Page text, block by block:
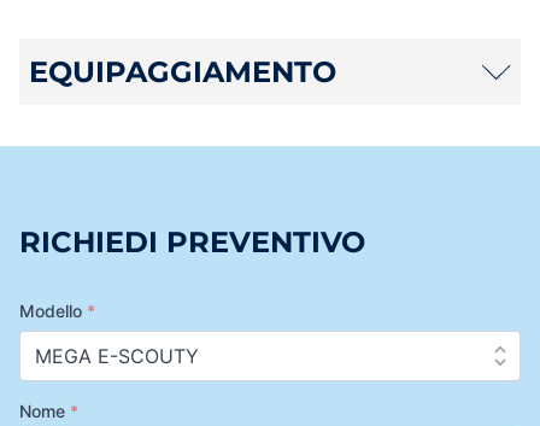
EQUIPAGGIAMENTO
RICHIEDI PREVENTIVO
Modello *
Nome *